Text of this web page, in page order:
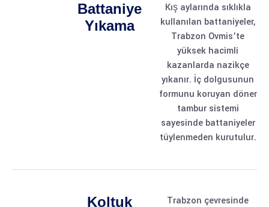
Battaniye
Yıkama
Kış aylarında sıklıkla
kullanılan battaniyeler,
Trabzon Ovmis’te
yüksek hacimli
kazanlarda nazikçe
yıkanır. İç dolgusunun
formunu koruyan döner
tambur sistemi
sayesinde battaniyeler
tüylenmeden kurutulur.
Koltuk
Trabzon çevresinde